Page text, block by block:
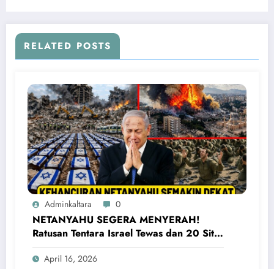
RELATED POSTS
Adminkaltara 0
NETANYAHU SEGERA MENYERAH!
Ratusan Tentara Israel Tewas dan 20 Situs
Penting Meledak
April 16, 2026